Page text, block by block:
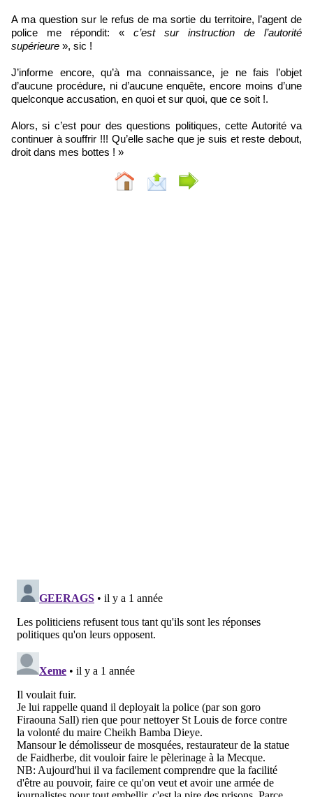
A ma question sur le refus de ma sortie du territoire, l’agent de
police me répondit: « c’est sur instruction de l’autorité
supérieure », sic !
J’informe encore, qu’à ma connaissance, je ne fais l’objet
d’aucune procédure, ni d’aucune enquête, encore moins d’une
quelconque accusation, en quoi et sur quoi, que ce soit !.
Alors, si c’est pour des questions politiques, cette Autorité va
continuer à souffrir !!! Qu’elle sache que je suis et reste debout,
droit dans mes bottes ! »